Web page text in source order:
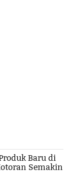
Baru di
Semakin